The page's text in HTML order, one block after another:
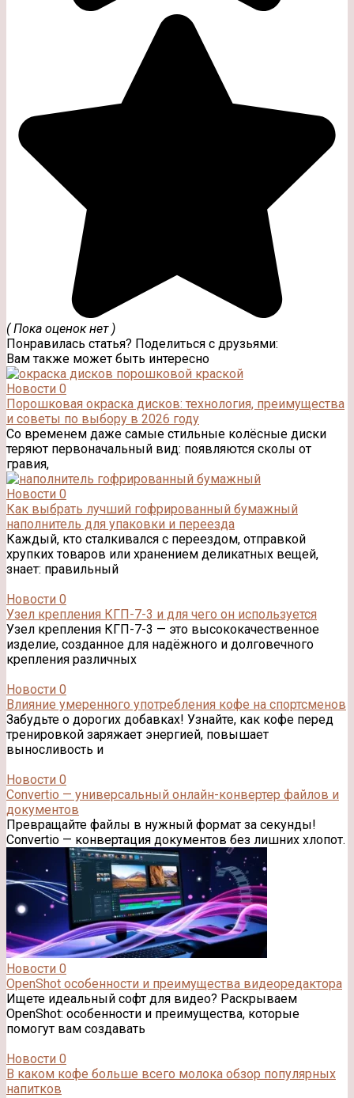
( Пока оценок нет )
Понравилась статья? Поделиться с друзьями:
Вам также может быть интересно
Новости 0
Порошковая окраска дисков: технология, преимущества
и советы по выбору в 2026 году
Со временем даже самые стильные колёсные диски
теряют первоначальный вид: появляются сколы от
гравия,
Новости 0
Как выбрать лучший гофрированный бумажный
наполнитель для упаковки и переезда
Каждый, кто сталкивался с переездом, отправкой
хрупких товаров или хранением деликатных вещей,
знает: правильный
Новости 0
Узел крепления КГП-7-3 и для чего он используется
Узел крепления КГП-7-3 — это высококачественное
изделие, созданное для надёжного и долговечного
крепления различных
Новости 0
Влияние умеренного употребления кофе на спортсменов
Забудьте о дорогих добавках! Узнайте, как кофе перед
тренировкой заряжает энергией, повышает
выносливость и
Новости 0
Convertio — универсальный онлайн-конвертер файлов и
документов
Превращайте файлы в нужный формат за секунды!
Convertio — конвертация документов без лишних хлопот.
Новости 0
OpenShot особенности и преимущества видеоредактора
Ищете идеальный софт для видео? Раскрываем
OpenShot: особенности и преимущества, которые
помогут вам создавать
Новости 0
В каком кофе больше всего молока обзор популярных
напитков